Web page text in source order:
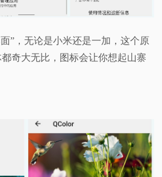
”，无论是小米还是一加，这个原
奇大无比，图标会让你想起山寨